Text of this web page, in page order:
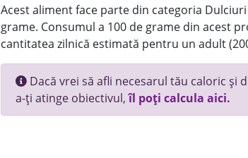
Acest aliment face parte din categoria
grame. Consumul a 100 de grame din acest
cantitatea zilnică estimată pentru un adult
Dacă vrei să afli necesarul tău caloric și
a-ți atinge obiectivul,îl poți calcula aici.